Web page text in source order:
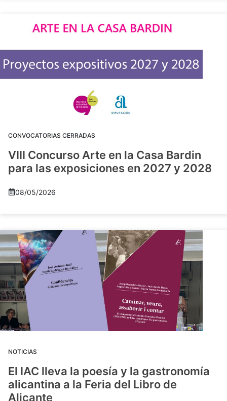
CONVOCATORIAS CERRADAS
VIII Concurso Arte en la Casa Bardin
para las exposiciones en 2027 y 2028
08/05/2026
NOTICIAS
El IAC lleva la poesía y la gastronomía
alicantina a la Feria del Libro de
Alicante